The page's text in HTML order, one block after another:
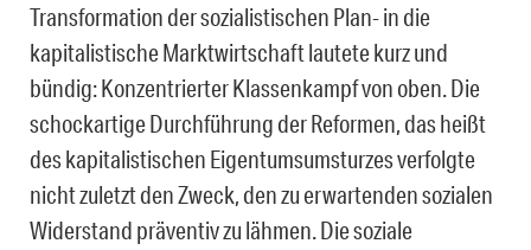
Transformation der sozialistischen Plan- in die
kapitalistische Marktwirtschaft lautete kurz und
bündig: Konzentrierter Klassenkampf von oben. Die
schockartige Durchführung der Reformen, das heißt
des kapitalistischen Eigentumsumsturzes verfolgte
nicht zuletzt den Zweck, den zu erwartenden sozialen
Widerstand präventiv zu lähmen. Die soziale